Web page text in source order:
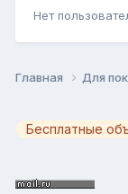
Нет
Главная Для
Бесплатные